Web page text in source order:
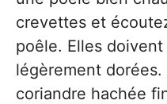
crevettes et
poêle. Elles
légèrement
coriandre hachée